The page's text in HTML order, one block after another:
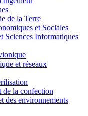
de la Terre
et Sociales
Sciences Informatiques
et réseaux
de la confection
des environnements